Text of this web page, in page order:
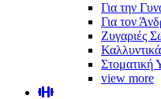
Για την
Για τον
Ζυγαριές
Στοματική
view more